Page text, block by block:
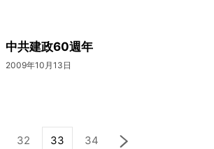
中共建政60週年
2009年10月13日
32 33 34